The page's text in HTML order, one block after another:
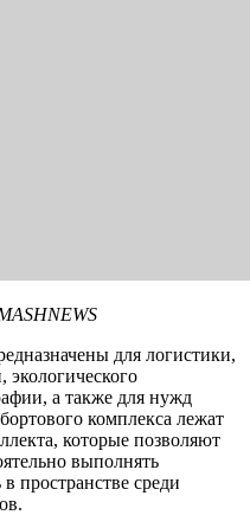
для логистики,
экологического
а также для нужд
комплекса лежат
которые позволяют
выполнять
пространстве среди